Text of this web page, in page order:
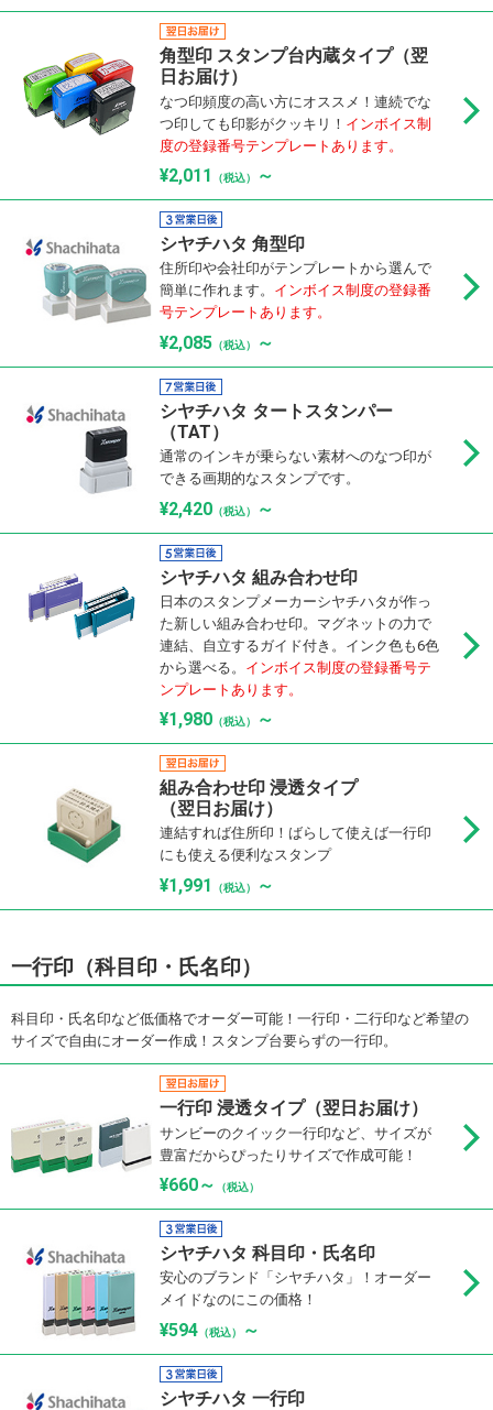
角型印 スタンプ台内蔵タイプ（翌
日お届け）
なつ印頻度の高い方にオススメ！連続でな
つ印しても印影がクッキリ！ インボイス制
度の登録番号テンプレートあります。
¥2,011 （税込） ～
シヤチハタ 角型印
住所印や会社印がテンプレートから選んで
簡単に作れます。 インボイス制度の登録番
号テンプレートあります。
¥2,085 （税込） ～
シヤチハタ タートスタンパー
（TAT）
通常のインキが乗らない素材へのなつ印が
できる画期的なスタンプです。
¥2,420 （税込） ～
シヤチハタ 組み合わせ印
日本のスタンプメーカーシヤチハタが作っ
た新しい組み合わせ印。マグネットの力で
連結、自立するガイド付き。インク色も6色
から選べる。 インボイス制度の登録番号テ
ンプレートあります。
¥1,980 （税込） ～
組み合わせ印 浸透タイプ
（翌日お届け）
連結すれば住所印！ばらして使えば一行印
にも使える便利なスタンプ
¥1,991 （税込） ～
一行印（科目印・氏名印）
科目印・氏名印など低価格でオーダー可能！一行印・二行印など希望の
サイズで自由にオーダー作成！スタンプ台要らずの一行印。
一行印 浸透タイプ（翌日お届け）
サンビーのクイック一行印など、サイズが
豊富だからぴったりサイズで作成可能！
¥660～ （税込）
シヤチハタ 科目印・氏名印
安心のブランド「シヤチハタ」！オーダー
メイドなのにこの価格！
¥594 （税込） ～
シヤチハタ 一行印